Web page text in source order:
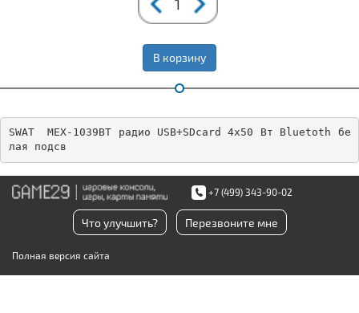
В корзину
SWAT  MEX-1039BT радио USB+SDcard 4х50 Вт Bluetoth бе
лая подсв
+7 (499) 343-90-02
Что улучшить? Перезвоните мне
Полная версия сайта